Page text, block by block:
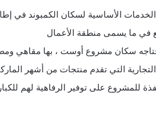
الأساسية لسكان الكمبوند في
في ما يسمى منطقة الأعمال
سكان مشروع أوست ، بها مقاهي
التي تقدم منتجات من أشهر
للمشروع على توفير الرفاهية لهم